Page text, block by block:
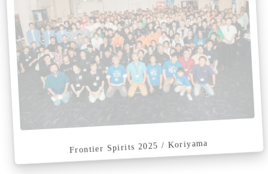
Frontier Spirits 2025 / Koriyama